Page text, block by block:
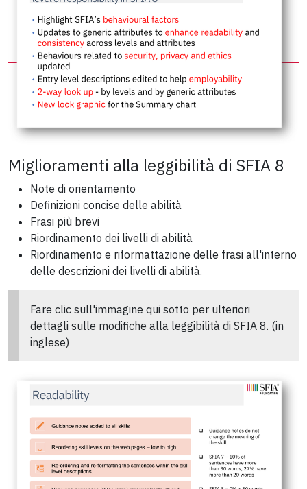
Miglioramenti alla leggibilità di SFIA 8
Note di orientamento
Definizioni concise delle abilità
Frasi più brevi
Riordinamento dei livelli di abilità
Riordinamento e riformattazione delle frasi all'interno
delle descrizioni dei livelli di abilità.
Fare clic sull'immagine qui sotto per ulteriori
dettagli sulle modifiche alla leggibilità di SFIA 8. (in
inglese)